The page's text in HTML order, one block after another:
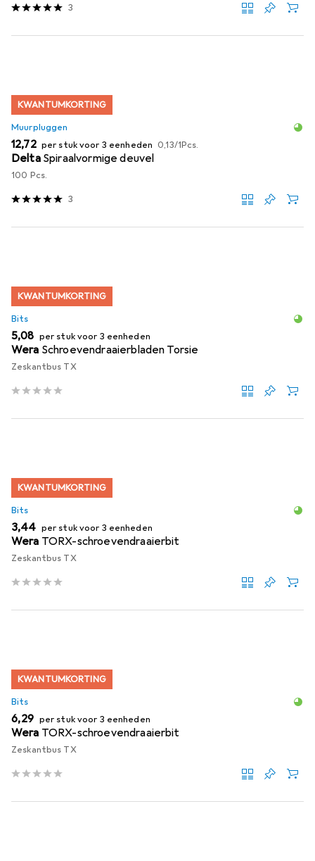
3
KWANTUMKORTING
Muurpluggen
EUR
12,72 per stuk voor 3 eenheden EUR
0,13/1Pcs.
Delta Spiraalvormige deuvel
100 Pcs.
3
KWANTUMKORTING
Bits
EUR
5,08 per stuk voor 3 eenheden
Wera Schroevendraaierbladen Torsie
Zeskantbus TX
KWANTUMKORTING
Bits
EUR
3,44 per stuk voor 3 eenheden
Wera TORX-schroevendraaierbit
Zeskantbus TX
KWANTUMKORTING
Bits
EUR
6,29 per stuk voor 3 eenheden
Wera TORX-schroevendraaierbit
Zeskantbus TX